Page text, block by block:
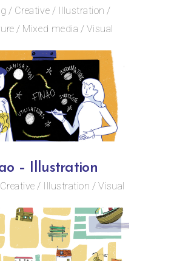
Creative
Illustration
Mixed media Visual
– Illustration
Creative Illustration Visual